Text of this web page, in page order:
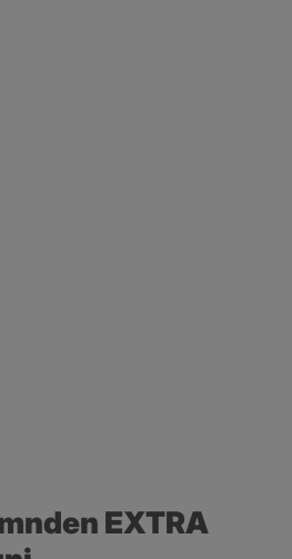
EXTRA